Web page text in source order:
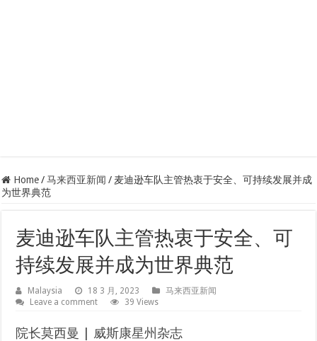
Home / 马来西亚新闻 / 麦迪逊车队主管热衷于安全、可持续发展并成
为世界典范
麦迪逊车队主管热衷于安全、可
持续发展并成为世界典范
Malaysia 18 3 月, 2023
马来西亚新闻
Leave a comment
39 Views
院长莫西曼 | 威斯康星州杂志